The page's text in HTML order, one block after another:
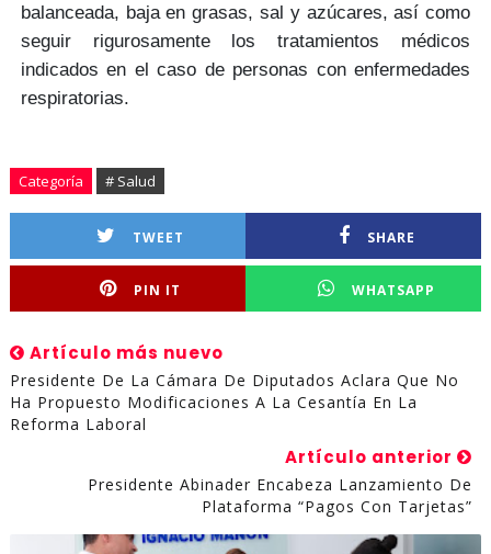
balanceada, baja en grasas, sal y azúcares, así como
seguir rigurosamente lostratamientos médicos
indicados en el caso de personas con enfermedades
respiratorias.
Categoría # Salud
TWEET SHARE
PIN IT WHATSAPP
Artículo más nuevo
Presidente De La Cámara De Diputados Aclara Que No
Ha Propuesto Modificaciones A La Cesantía En La
Reforma Laboral
Artículo anterior
Presidente Abinader Encabeza Lanzamiento De
Plataforma “Pagos Con Tarjetas”